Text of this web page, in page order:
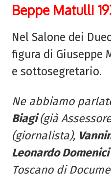
Beppe Matulli
Nel Salone dei
figura di Giuseppe
e sottosegretario.
Ne abbiamo
Biagi(già
(giornalista),
Leonardo Domenici
Toscano di